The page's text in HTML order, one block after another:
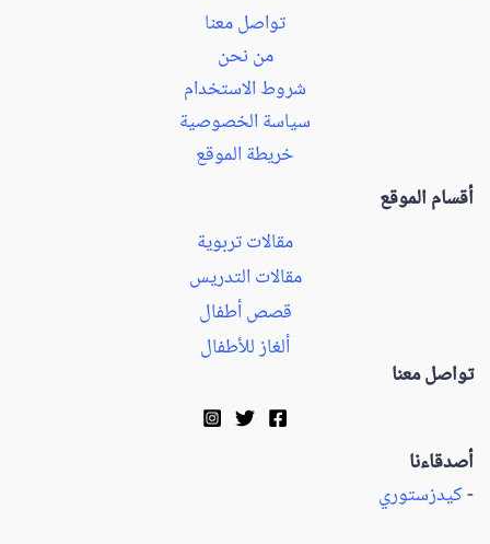
تواصل معنا
من نحن
شروط الاستخدام
سياسة الخصوصية
خريطة الموقع
أقسام الموقع
مقالات تربوية
مقالات التدريس
قصص أطفال
ألغاز للأطفال
تواصل معنا
أصدقاءنا
-كيدزستوري